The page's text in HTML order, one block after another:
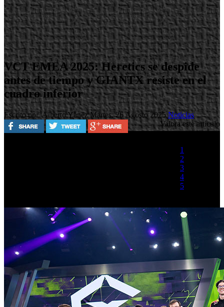
VCT EMEA 2025: Heretics se despide
antes de tiempo y GIANTX resiste en el
cuadro inferior
Escrito por Alberto YánezMartes, 26 Agosto 2025Noticias
Valora este artículo
1
2
3
4
5